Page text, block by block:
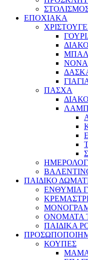
ΕΠΟΧΙΑΚΑ
ΝΟΝΑ
ΠΑΣΧΑ
ΠΑΙΔΙΚΟ
ΕΝΘΥΜΙΑ
ΟΝΟΜΑΤΑ
ΠΑΙΔΙΚΑ
ΚΟΥΠΕΣ